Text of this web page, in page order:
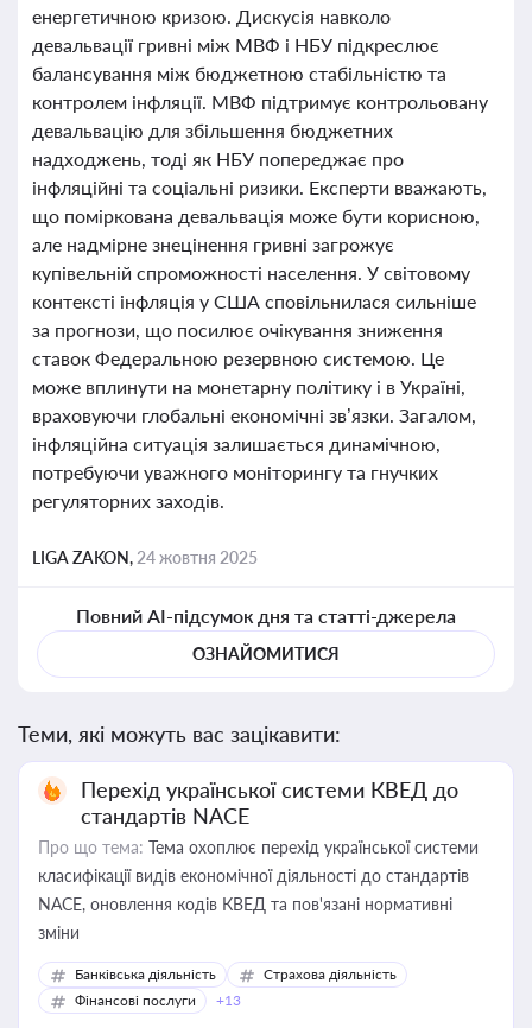
енергетичною кризою. Дискусія навколо
девальвації гривні між МВФ і НБУ підкреслює
балансування між бюджетною стабільністю та
контролем інфляції. МВФ підтримує контрольовану
девальвацію для збільшення бюджетних
надходжень, тоді як НБУ попереджає про
інфляційні та соціальні ризики. Експерти вважають,
що поміркована девальвація може бути корисною,
але надмірне знецінення гривні загрожує
купівельній спроможності населення. У світовому
контексті інфляція у США сповільнилася сильніше
за прогнози, що посилює очікування зниження
ставок Федеральною резервною системою. Це
може вплинути на монетарну політику і в Україні,
враховуючи глобальні економічні зв’язки. Загалом,
інфляційна ситуація залишається динамічною,
потребуючи уважного моніторингу та гнучких
регуляторних заходів.
LIGA ZAKON, 24 жовтня 2025
Повний AI-підсумок дня та статті-джерела
ОЗНАЙОМИТИСЯ
Теми, які можуть вас зацікавити:
Перехід української системи КВЕД до
стандартів NACE
Про що тема: Тема охоплює перехід української системи
класифікації видів економічної діяльності до стандартів
NACE, оновлення кодів КВЕД та пов'язані нормативні
зміни
Банківська діяльність
Страхова діяльність
Фінансові послуги
+13